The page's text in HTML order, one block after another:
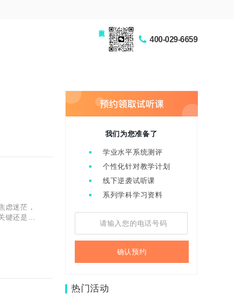
400-029-6659
迷茫，
还是要
我们为您准备了
学业水平系统测评
个性化针对教学计划
线下逆袭试听课
系列学科学习资料
确认预约
热门活动